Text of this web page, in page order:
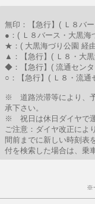
無印：【急行】( Ｌ８バ
●：( Ｌ８バース・大黒海
★：( 大黒海づり公園 経
▲：【急行】( Ｌ８・大
◆：【急行】( 流通セン
○：【急行】( Ｌ８・流通
※ 道路渋滞等により、
承下さい。
※ 祝日は休日ダイヤで運
ご注意：ダイヤ改正によ
間前までに新しい時刻表
付を検索した場合は、乗
※